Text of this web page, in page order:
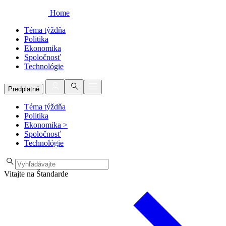
Home
Téma týždňa
Politika
Ekonomika
Spoločnosť
Technológie
Predplatné
Téma týždňa
Politika
Ekonomika >
Spoločnosť
Technológie
Vitajte na Štandarde